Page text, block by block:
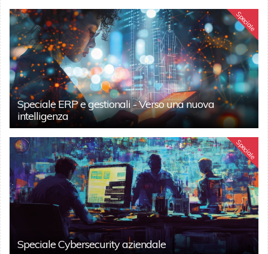
Speciale
Speciale ERP e gestionali - Verso una nuova
intelligenza
Speciale
Speciale Cybersecurity aziendale